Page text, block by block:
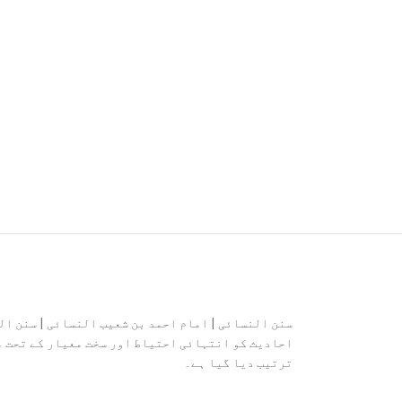
سنن النسائی | امام احمد بن شعیب النسائی | سنن
احادیث کو انتہائی احتیاط اور سخت معیار کے
ترتیب دیا گیا ہے۔